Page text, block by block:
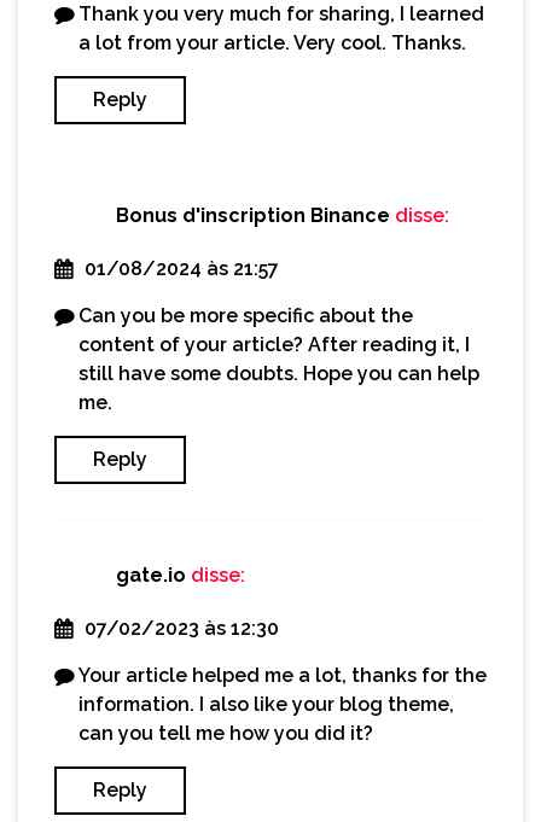
Thank you very much for sharing, I learned
a lot from your article. Very cool. Thanks.
Reply
Bonus d'inscription Binance disse:
01/08/2024 às 21:57
Can you be more specific about the
content of your article? After reading it, I
still have some doubts. Hope you can help
me.
Reply
gate.io disse:
07/02/2023 às 12:30
Your article helped me a lot, thanks for the
information. I also like your blog theme,
can you tell me how you did it?
Reply